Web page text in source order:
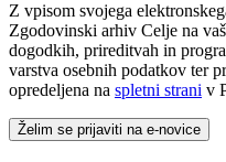
Z vpisom svojega
Zgodovinski arhiv Celje na
dogodkih, prireditvah in
varstva osebnih podatkov ter
opredeljena na spletni strani v
Želim se prijaviti na e-novice